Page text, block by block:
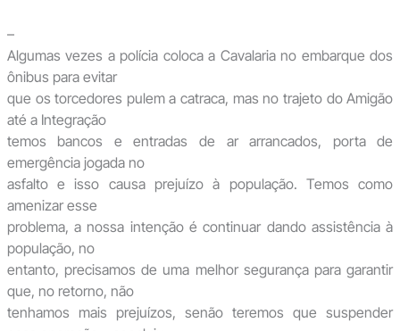
–
Algumas vezes a polícia coloca a Cavalaria no embarque dos
ônibus para evitar
que os torcedores pulem a catraca, mas no trajeto do Amigão
até a Integração
temos bancos e entradas de ar arrancados, porta de
emergência jogada no
asfalto e isso causa prejuízo à população. Temos como
amenizar esse
problema, a nossa intenção é continuar dando assistência à
população, no
entanto, precisamos de uma melhor segurança para garantir
que, no retorno, não
tenhamos mais prejuízos, senão teremos que suspender